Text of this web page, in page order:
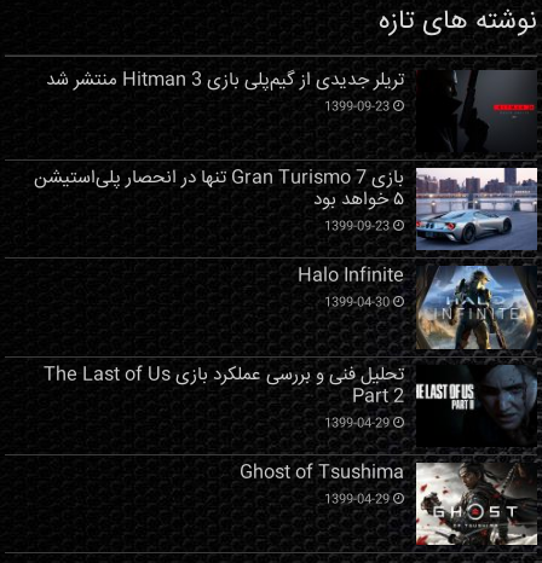
نوشته های تازه
تریلر جدیدی از گیم‌پلی بازی Hitman 3 منتشر شد
1399-09-23
بازی Gran Turismo 7 تنها در انحصار پلی‌استیشن
۵ خواهد بود
1399-09-23
Halo Infinite
1399-04-30
تحلیل فنی و بررسی عملکرد بازی The Last of Us
Part 2
1399-04-29
Ghost of Tsushima
1399-04-29